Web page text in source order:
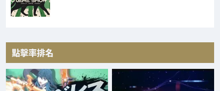
點擊率排名